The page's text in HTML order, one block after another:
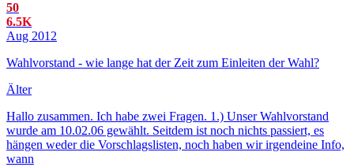
50
6.5K
Aug 2012
Wahlvorstand - wie lange hat der Zeit zum Einleiten der Wahl?
Älter
Hallo zusammen. Ich habe zwei Fragen. 1.) Unser Wahlvorstand
wurde am 10.02.06 gewählt. Seitdem ist noch nichts passiert, es
hängen weder die Vorschlagslisten, noch haben wir irgendeine Info,
wann